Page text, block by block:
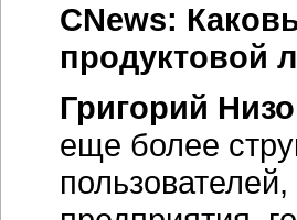
CNews:
продуктовой
Григорий
еще более